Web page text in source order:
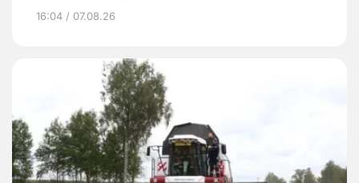
16:04 / 07.08.26